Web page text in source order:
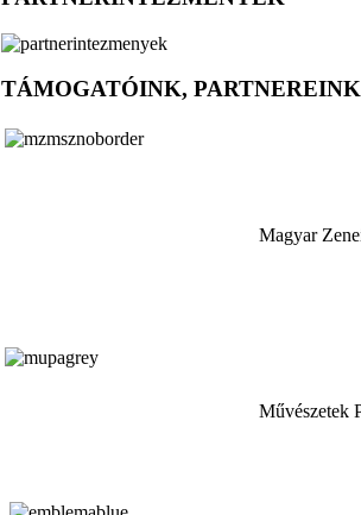
TÁMOGATÓINK, PARTNEREINK
Magyar
Művészetek